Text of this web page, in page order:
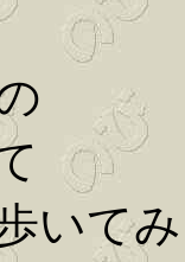
いて